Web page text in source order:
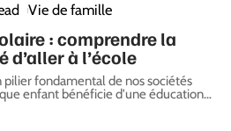
Vie de famille
: comprendre la
d’aller à l’école
pilier fondamental de nos sociétés
enfant bénéficie d'une éducation…